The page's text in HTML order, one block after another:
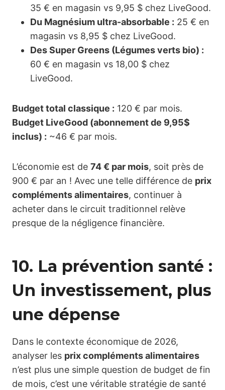
35 € en magasin vs 9,95 $ chez LiveGood.
Du Magnésium ultra-absorbable : 25 € en
magasin vs 8,95 $ chez LiveGood.
Des Super Greens (Légumes verts bio) :
60 € en magasin vs 18,00 $ chez
LiveGood.
Budget total classique : 120 € par mois.
Budget LiveGood (abonnement de 9,95$
inclus) : ~46 € par mois.
L’économie est de 74 € par mois, soit près de
900 € par an ! Avec une telle différence de prix
compléments alimentaires, continuer à
acheter dans le circuit traditionnel relève
presque de la négligence financière.
10. La prévention santé :
Un investissement, plus
une dépense
Dans le contexte économique de 2026,
analyser les prix compléments alimentaires
n’est plus une simple question de budget de fin
de mois, c’est une véritable stratégie de santé